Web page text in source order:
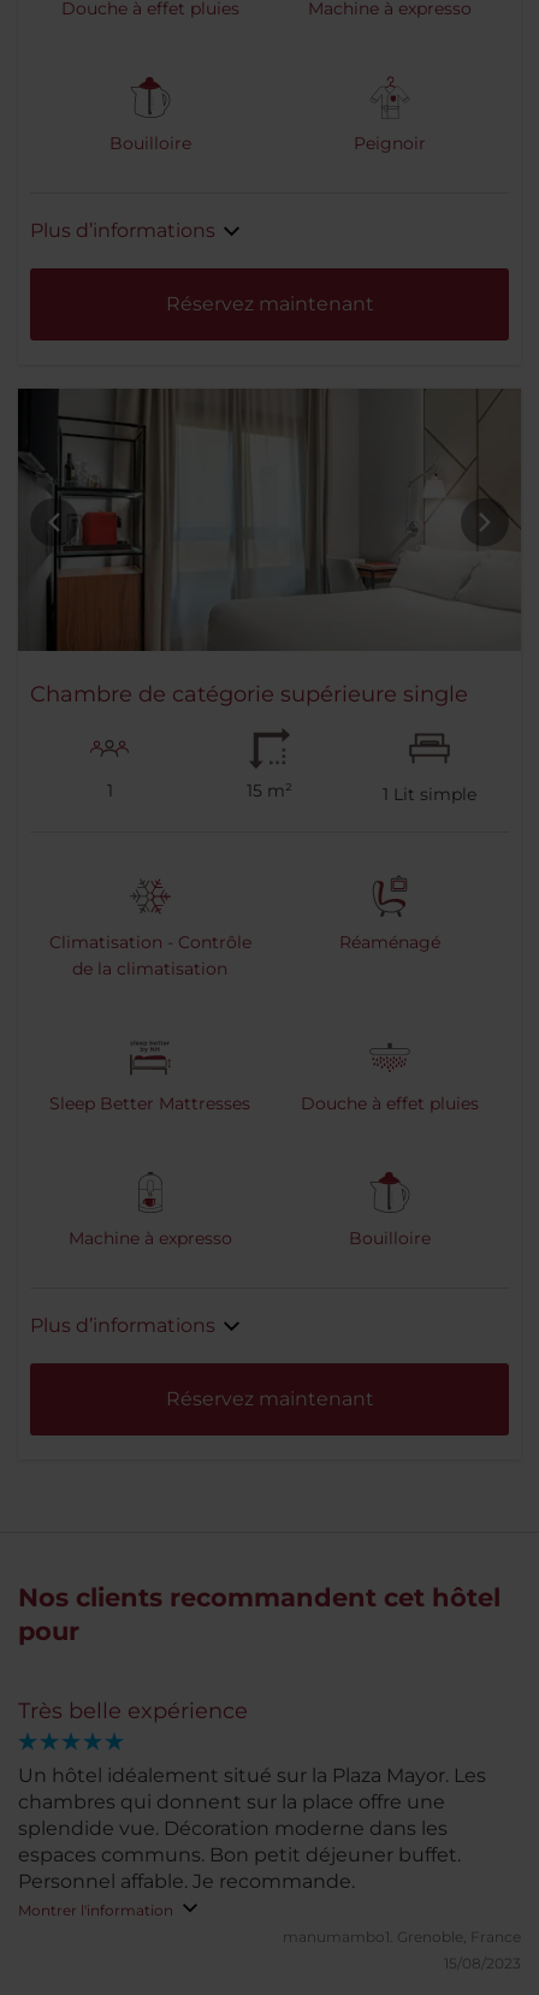
Douche à effet pluies Machine à expresso
Bouilloire Peignoir
Plus d’informations
Réservez maintenant
Chambre de catégorie supérieure single
1 15 m² 1 Lit simple
Climatisation - Contrôle
de la climatisation
Réaménagé
Sleep Better Mattresses Douche à effet pluies
Machine à expresso Bouilloire
Plus d’informations
Réservez maintenant
Nos clients recommandent cet hôtel
pour
Très belle expérience
Un hôtel idéalement situé sur la Plaza Mayor. Les
chambres qui donnent sur la place offre une
splendide vue. Décoration moderne dans les
espaces communs. Bon petit déjeuner buffet.
Personnel affable. Je recommande.
Montrer l'information
manumambo1. Grenoble, France
15/08/2023